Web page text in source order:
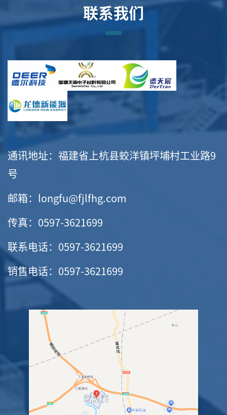
联系我们
通讯地址：福建省上杭县蛟洋镇坪埔村工业路9
号
邮箱：longfu@fjlfhg.com
传真：0597-3621699
联系电话：0597-3621699
销售电话：0597-3621699